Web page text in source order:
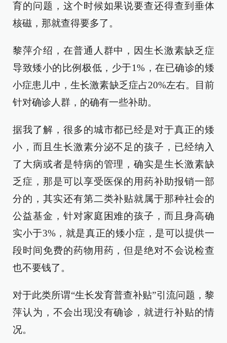
育的问题，这个时候如果说要查还得查到垂体
核磁，那就查得要多了。
黎萍介绍，在普通人群中，因生长激素缺乏症
导致矮小的比例极低，少于1%，在已确诊的矮
小症患儿中，生长激素缺乏症占20%左右。目前
针对确诊人群，的确有一些补助。
据我了解，很多的城市都已经是对于真正的矮
小，而且生长激素分泌不足的孩子，已经纳入
了大病或者是特病的管理，确实是生长激素缺
乏症，那是可以享受医保的用药补助报销一部
分的，其实还有第二类补贴就属于那种社会的
公益基金，针对家庭困难的孩子，而且身高确
实小于3%，就是真正的矮小症，是可以提供一
段时间免费的药物用药，但是绝对不会说检查
也不要钱了。
对于此类所谓“生长发育普查补贴”引流问题，黎
萍认为，不会出现没有确诊，就进行补贴的情
况。